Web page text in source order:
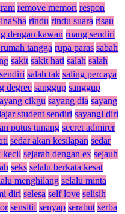
remove memori respon
rindu rindu suara risau
dengan kawan ruang sendiri
tangga rupa paras sabah
sakit sakit hati salah salah
salah tak saling percaya
degree sanggup sanggup
cikgu sayang dia sayang
student sendiri sayangi diri
putus tunang secret admirer
sedar akan kesilapan sedar
kecil sejarah dengan ex sejauh
seks selalu berkata kesat
menghilang selalu minta
diri selesa self love selisih
sensitif senyap serabut serba